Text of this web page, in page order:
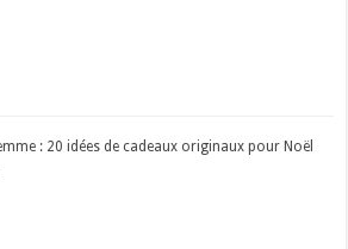
: 20 idées de cadeaux originaux pour Noël